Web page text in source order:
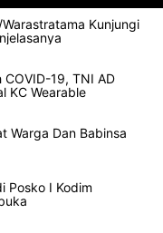
Kunjungi
19, TNI AD
KC Wearable
Warga Dan Babinsa
Posko I Kodim